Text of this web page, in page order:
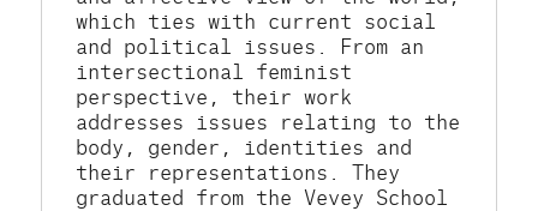
which ties with current social
and political issues. From an
intersectional feminist
perspective, their work
addresses issues relating to the
body, gender, identities and
their representations. They
graduated from the Vevey School